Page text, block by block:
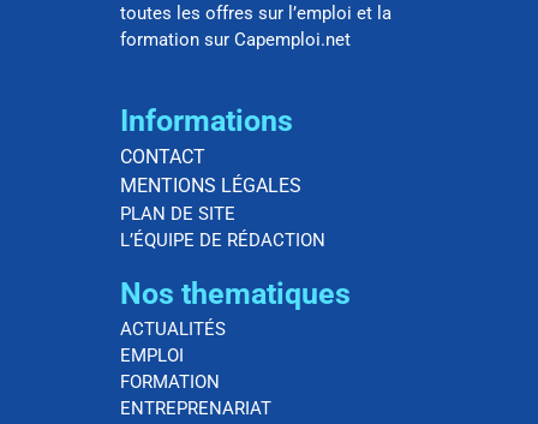
toutes les offres sur l’emploi et la
formation sur Capemploi.net
Informations
CONTACT
MENTIONS LÉGALES
PLAN DE SITE
L’ÉQUIPE DE RÉDACTION
Nos thematiques
ACTUALITÉS
EMPLOI
FORMATION
ENTREPRENARIAT